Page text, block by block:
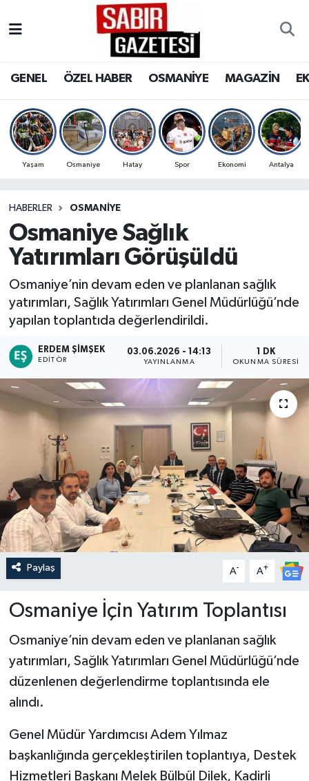
GENEL ÖZEL HABER OSMANİYE MAGAZİN
Yaşam Osmaniye Hatay Spor Ekonomi Antalya
HABERLER OSMANIYE
Osmaniye Sağlık
Yatırımları Görüşüldü
Osmaniye’nin devam eden ve planlanan sağlık
yatırımları, Sağlık Yatırımları Genel Müdürlüğü’nde
yapılan toplantıda değerlendirildi.
ERDEM ŞIMŞEK
EDITÖR
03.06.2026 - 14:13
YAYINLANMA
1 DK
OKUNMA SÜRESI
Paylaş A- A+
Osmaniye İçin Yatırım Toplantısı
Osmaniye’nin devam eden ve planlanan sağlık
yatırımları, Sağlık Yatırımları Genel Müdürlüğü’nde
düzenlenen değerlendirme toplantısında ele
alındı.
Genel Müdür Yardımcısı Adem Yılmaz
başkanlığında gerçekleştirilen toplantıya, Destek
Hizmetleri Başkanı Melek Bülbül Dilek, Kadirli
OSMANİYE
MAGAZİN
SPOR
RESMİ İLANLAR
Osmaniye Nöbetçi Eczaneler
Osmaniye Trafik Yoğunluk Haritası
Süper Lig Puan Durumu ve Fikstür
Son Dakika Haberleri
Haber Arşivi